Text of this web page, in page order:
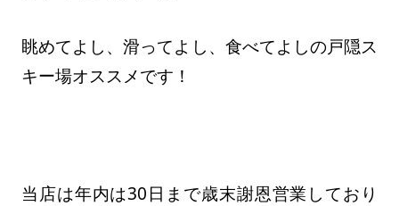
眺めてよし、滑ってよし、食べてよしの戸隠ス
キー場オススメです！
当店は年内は30日まで歳末謝恩営業しており